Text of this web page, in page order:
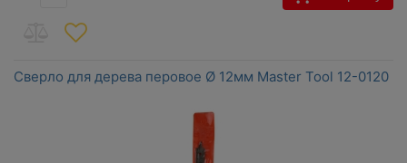
Сверло для дерева перовое Ø 12мм Master Tool 12-0120